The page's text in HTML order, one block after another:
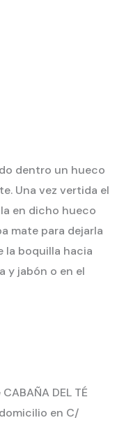
dentro un hueco
Una vez vertida el
en dicho hueco
mate para dejarla
la boquilla hacia
y jabón o en el
DEL TÉ
en C/